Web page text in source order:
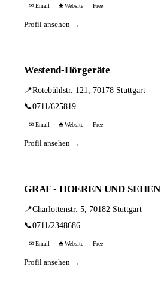
✉ Email 🌐 Website Free
Profil ansehen →
Westend-Hörgeräte
📍Rotebühlstr. 121, 70178 Stuttgart
📞0711/625819
✉ Email 🌐 Website Free
Profil ansehen →
GRAF - HOEREN UND SEHEN
📍Charlottenstr. 5, 70182 Stuttgart
📞0711/2348686
✉ Email 🌐 Website Free
Profil ansehen →